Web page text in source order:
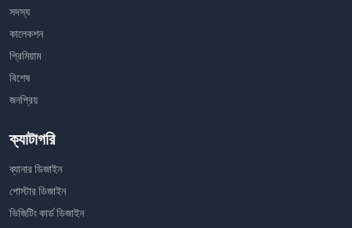
সদস্য
কালেকশন
প্রিমিয়াম
বিশেষ
জনপ্রিয়
ক্যাটাগরি
ব্যানার ডিজাইন
পোস্টার ডিজাইন
ভিজিটিং কার্ড ডিজাইন